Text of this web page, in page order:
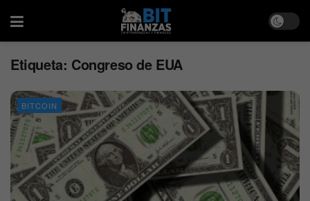
Etiqueta: Congreso de EUA
BITCOIN